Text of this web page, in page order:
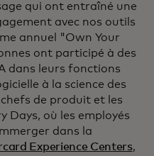
qui ont entraîné une
avec nos outils
annuel "Own Your
ont participé à des
dans leurs fonctions
à la science des
de produit et les
Days, où les employés
dans la
Experience Centers,